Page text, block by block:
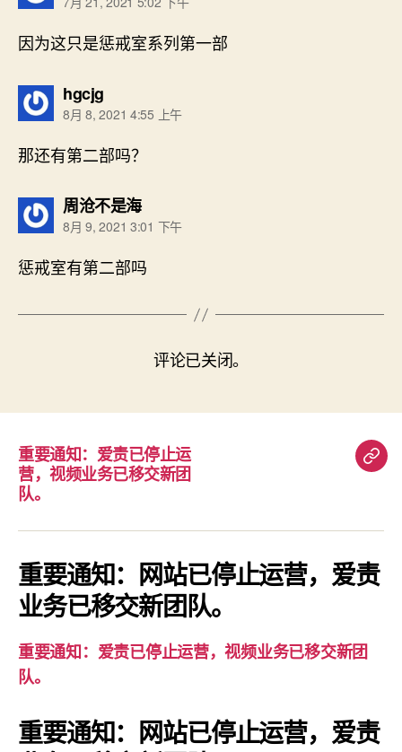
因为这只是惩戒室系列第一部
hgcjg说：
8月 8, 2021 4:55 上午
那还有第二部吗？
周沧不是海说：
8月 9, 2021 3:01 下午
惩戒室有第二部吗
评论已关闭。
重要通知：爱责已停止运
营，视频业务已移交新团
队。
重
知：
爱
责
视
重要通知：网站已停止运营，爱责
业务已移交新团队。
重要通知：爱责已停止运营，视频业务已移交新团
队。
重要通知：网站已停止运营，爱责